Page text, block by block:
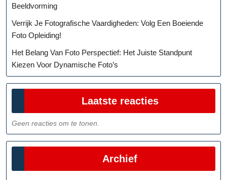
Beeldvorming
Verrijk Je Fotografische Vaardigheden: Volg Een Boeiende
Foto Opleiding!
Het Belang Van Foto Perspectief: Het Juiste Standpunt
Kiezen Voor Dynamische Foto’s
Laatste reacties
Geen reacties om te tonen.
Archief